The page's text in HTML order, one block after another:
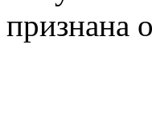
признана